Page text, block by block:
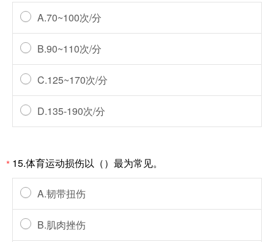
A.70~100次/分
B.90~110次/分
C.125~170次/分
D.135-190次/分
* 15.体育运动损伤以（）最为常见。
A.韧带扭伤
B.肌肉挫伤